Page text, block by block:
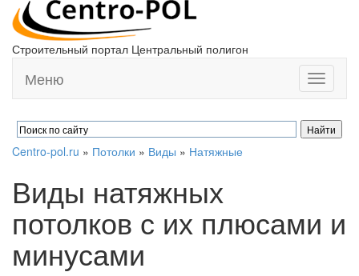
Строительный портал Центральный полигон
Toggle
Меню
Centro-pol.ru » Потолки » Виды » Натяжные
Виды натяжных
потолков с их плюсами и
минусами